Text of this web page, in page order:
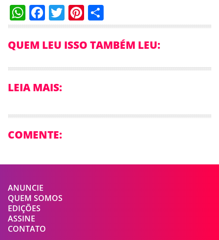
WhatsApp
Facebook
TwitterPinterest
Compartilhar
QUEM LEU ISSO TAMBÉM LEU:
LEIA MAIS:
COMENTE:
ANUNCIE
QUEM SOMOS
EDIÇÕES
ASSINE
CONTATO